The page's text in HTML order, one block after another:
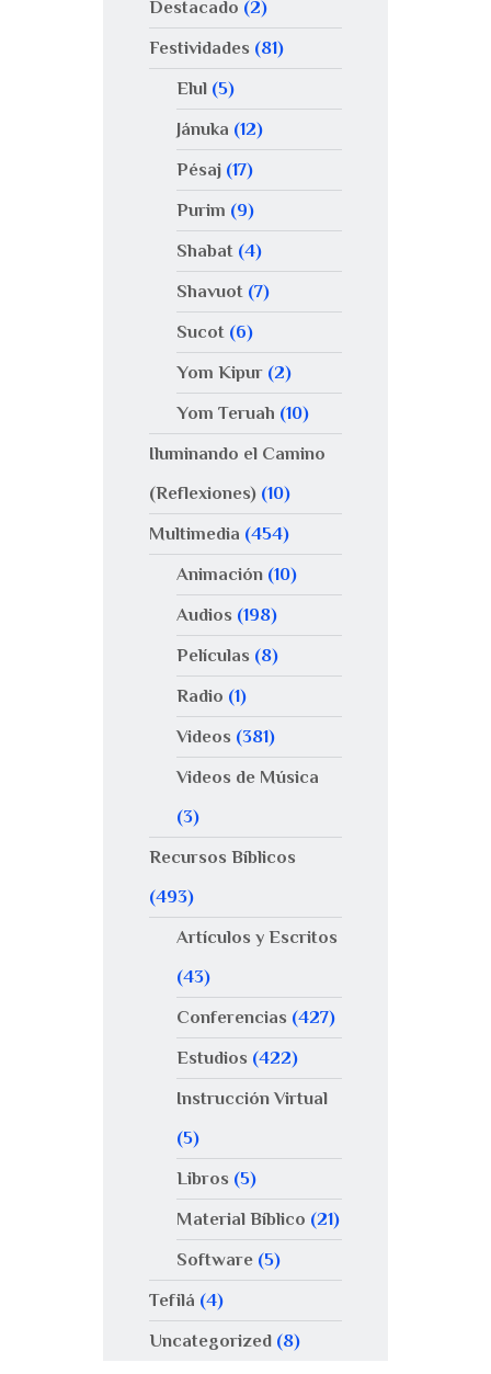
Destacado (2)
Festividades (81)
Elul(5)
Jánuka (12)
Pésaj(17)
Purim (9)
Shabat(4)
Shavuot(7)
Sucot(6)
Yom Kipur(2)
Yom Teruah (10)
Iluminando el Camino
(Reflexiones) (10)
Multimedia (454)
Animación(10)
Audios (198)
Películas (8)
Radio (1)
Videos (381)
Videos de Música
(3)
Recursos Bíblicos
(493)
Artículos y Escritos
(43)
Conferencias (427)
Estudios (422)
Instrucción Virtual
(5)
Libros (5)
Material Bíblico (21)
Software(5)
Tefilá (4)
Uncategorized (8)